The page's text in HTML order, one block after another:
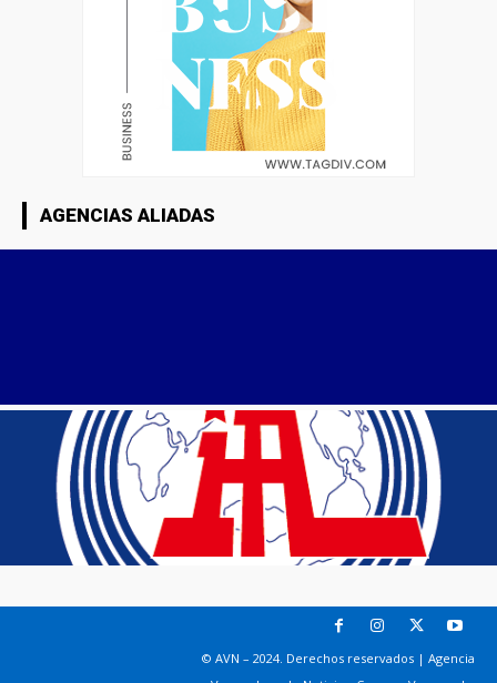
AGENCIAS ALIADAS
© AVN – 2024. Derechos reservados | Agencia